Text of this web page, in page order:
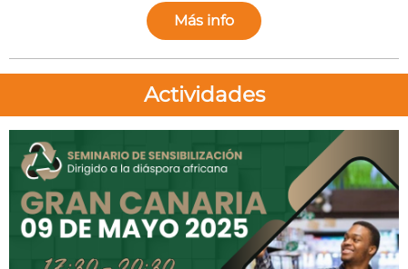
Más info
Actividades